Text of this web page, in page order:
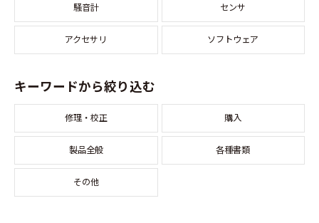
騒音計 センサ
アクセサリ ソフトウェア
キーワードから絞り込む
修理・校正 購入
製品全般 各種書類
その他